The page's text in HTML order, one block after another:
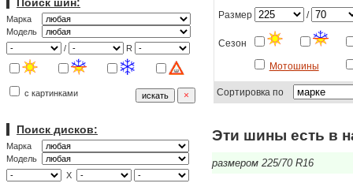
Марка
Модель
/
R
с картинками
Поиск дисков:
Марка
Модель
X
Размер /
Сезон
Мотошины
Сортировка по
Эти шины есть в
размером 225/70 R16